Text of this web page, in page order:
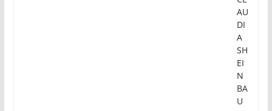
AU
DI
A
SH
EI
N
BA
U